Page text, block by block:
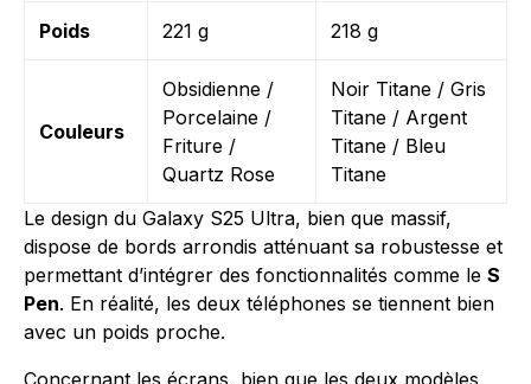
Poids 221 g 218 g
Couleurs
Obsidienne /
Porcelaine /
Friture /
Quartz Rose
Noir Titane / Gris
Titane / Argent
Titane / Bleu
Titane
Le design du Galaxy S25 Ultra, bien que massif,
dispose de bords arrondis atténuant sa robustesse et
permettant d’intégrer des fonctionnalités comme le S
Pen. En réalité, les deux téléphones se tiennent bien
avec un poids proche.
Concernant les écrans, bien que les deux modèles